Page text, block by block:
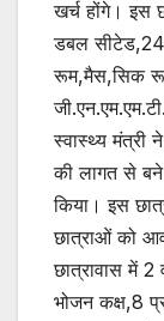
खर्च होंगे। इस
डबल सीटेड,24
रूम,मैस,सिक रूम,
स्वास्थ्य
की लागत से बने
किया। इस
छात्राओं को
छात्रावास में
भोजन कक्ष,8